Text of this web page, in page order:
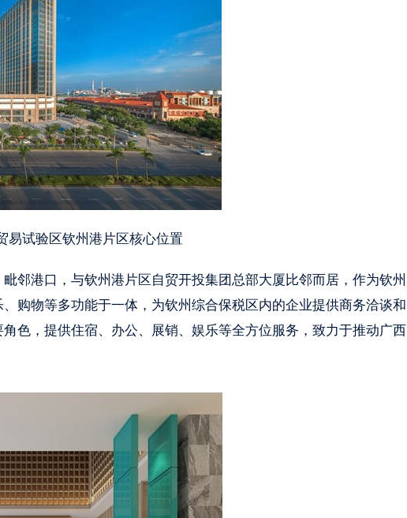
易试验区钦州港片区核心位置
邻港口，与钦州港片区自贸开投集团总部大厦比邻而居，作为钦州
购物等多功能于一体，为钦州综合保税区内的企业提供商务洽谈和
色，提供住宿、办公、展销、娱乐等全方位服务，致力于推动广西